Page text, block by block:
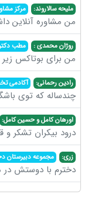
ملیحه سالاروند: مرکز
من مشاوره آنلاین
روژان محمدی : مطب
من برای بوتاکس
رادین رحمانی: آکادمی
چندساله که توی
اورهان کامل و حسین کامل:
درود بیکران تشکر و
زری: مجموعه دبیرستان
دخترم با دوستش